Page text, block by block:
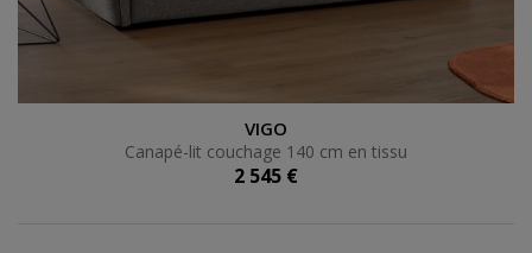
Canapé-lit couchage 140 cm en tissu
VIGO
Canapé-lit couchage 140 cm en tissu
2 545 €